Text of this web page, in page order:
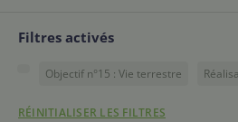
Filtres activés
Objectif n°15 : Vie terrestre
RÉINITIALISER LES FILTRES